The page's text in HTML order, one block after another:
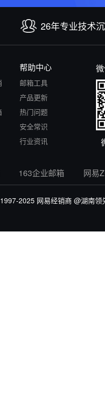
26年专业技术
帮助中心
邮箱工具
产品更新
热门问题
安全常识
行业资讯
163企业邮箱 网易
2025 网易经销商 @湖南领